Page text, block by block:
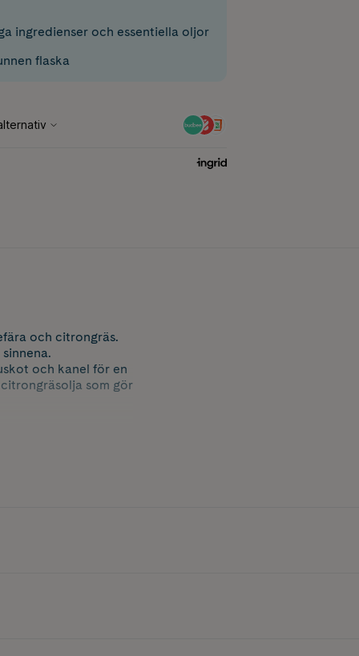
ingredienser och essentiella oljor
flaska
och citrongräs.
och kanel för en
som gör